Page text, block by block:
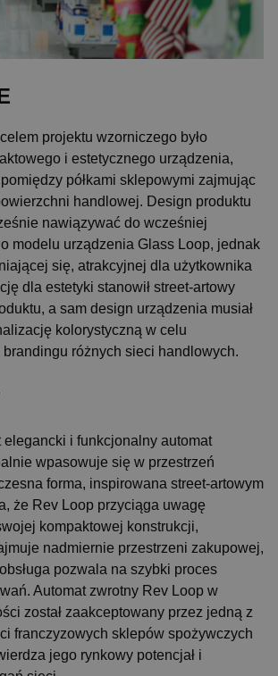
projektu wzorniczego było
i estetycznego urządzenia,
półkami sklepowymi zajmując
handlowej. Design produktu
nawiązywać do wcześniej
modelu urządzenia Glass Loop, jednak
się, atrakcyjnej dla użytkownika
dla estetyki stanowił street-artowy
a sam design urządzenia musiał
kolorystyczną w celu
różnych sieci handlowych.
elegancki i funkcjonalny automat
wpasowuje się w przestrzeń
forma, inspirowana street-artowym
że Rev Loop przyciąga uwagę
kompaktowej konstrukcji,
nadmiernie przestrzeni zakupowej,
pozwala na szybki proces
Automat zwrotny Rev Loop w
został zaakceptowany przez jedną z
franczyzowych sklepów spożywczych
jego rynkowy potencjał i